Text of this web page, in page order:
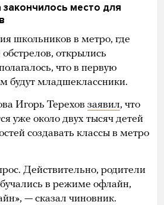
место для
школьников в метро, где
обстрелов, открылись
что в первую
будут младшеклассники.
Игорь Терехов заявил, что
уже около двух тысяч детей
создавать классы в метро
Действительно, родители
в режиме офлайн,
— сказал чиновник.